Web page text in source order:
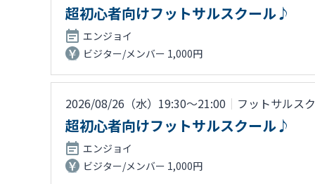
超初心者向けフットサルスクール♪
エンジョイ
ビジター/メンバー 1,000円
2026/08/26（水）19:30〜21:00 ｜ フットサルス
超初心者向けフットサルスクール♪
エンジョイ
ビジター/メンバー 1,000円